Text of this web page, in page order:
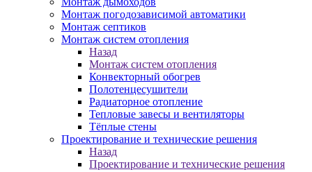
Монтаж погодозависимой автоматики
Монтаж септиков
Монтаж систем отопления
Назад
Монтаж систем отопления
Конвекторный обогрев
Полотенцесушители
Радиаторное отопление
Тепловые завесы и вентиляторы
Тёплые стены
Проектирование и технические решения
Назад
Проектирование и технические решения